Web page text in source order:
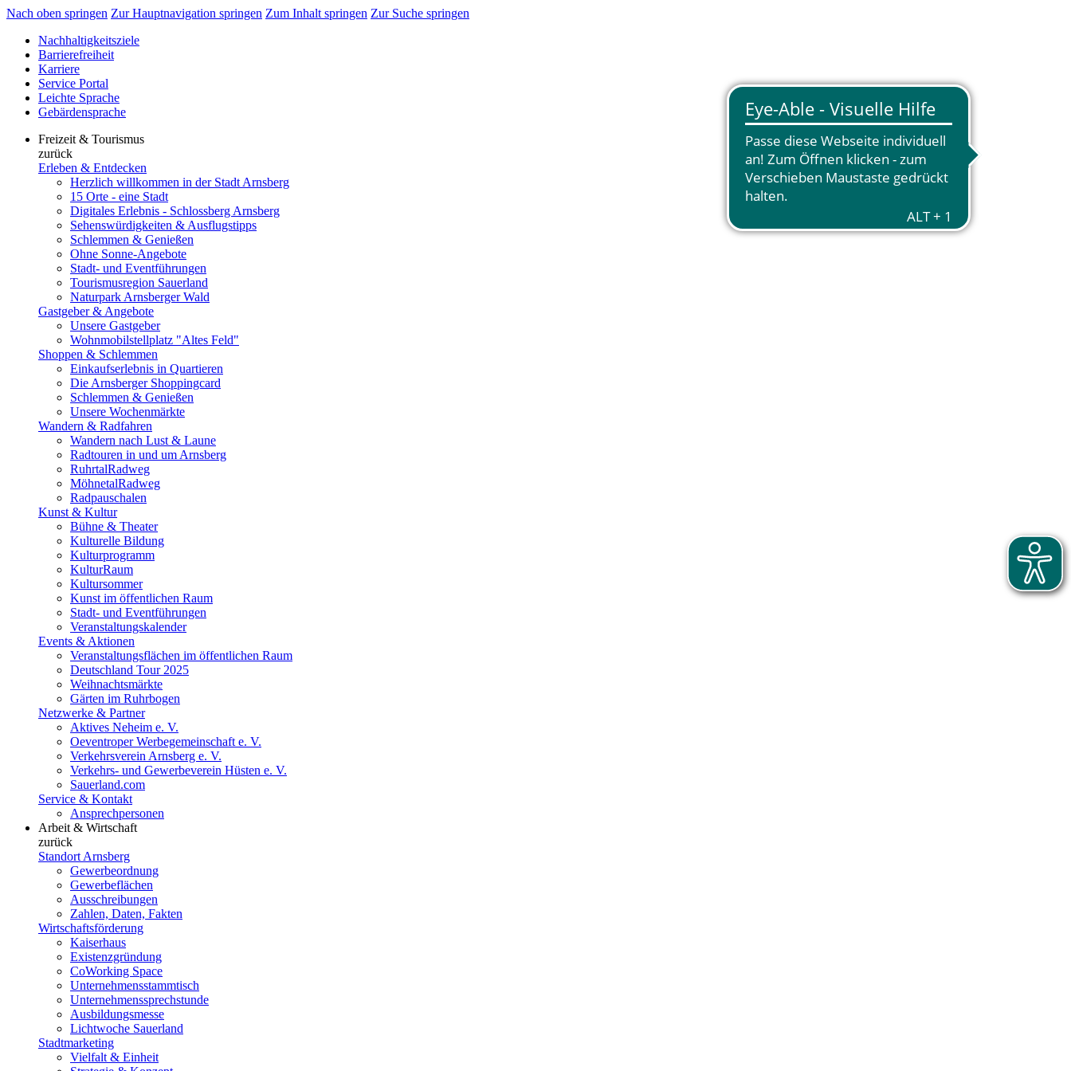
Nach oben springen Zur Hauptnavigation springen Zum Inhalt springen Zur Suche springen
Nachhaltigkeitsziele
Barrierefreiheit
Karriere
Service Portal
Leichte Sprache
Gebärdensprache
Freizeit & Tourismus
zurück
Erleben & Entdecken
Herzlich willkommen in der Stadt Arnsberg
15 Orte - eine Stadt
Digitales Erlebnis - Schlossberg Arnsberg
Sehenswürdigkeiten & Ausflugstipps
Schlemmen & Genießen
Ohne Sonne-Angebote
Stadt- und Eventführungen
Tourismusregion Sauerland
Naturpark Arnsberger Wald
Gastgeber & Angebote
Unsere Gastgeber
Wohnmobilstellplatz "Altes Feld"
Shoppen & Schlemmen
Einkaufserlebnis in Quartieren
Die Arnsberger Shoppingcard
Schlemmen & Genießen
Unsere Wochenmärkte
Wandern & Radfahren
Wandern nach Lust & Laune
Radtouren in und um Arnsberg
RuhrtalRadweg
MöhnetalRadweg
Radpauschalen
Kunst & Kultur
Bühne & Theater
Kulturelle Bildung
Kulturprogramm
KulturRaum
Kultursommer
Kunst im öffentlichen Raum
Stadt- und Eventführungen
Veranstaltungskalender
Events & Aktionen
Veranstaltungsflächen im öffentlichen Raum
Deutschland Tour 2025
Weihnachtsmärkte
Gärten im Ruhrbogen
Netzwerke & Partner
Aktives Neheim e. V.
Oeventroper Werbegemeinschaft e. V.
Verkehrsverein Arnsberg e. V.
Verkehrs- und Gewerbeverein Hüsten e. V.
Sauerland.com
Service & Kontakt
Ansprechpersonen
Arbeit & Wirtschaft
zurück
Standort Arnsberg
Gewerbeordnung
Gewerbeflächen
Ausschreibungen
Zahlen, Daten, Fakten
Wirtschaftsförderung
Kaiserhaus
Existenzgründung
CoWorking Space
Unternehmensstammtisch
Unternehmenssprechstunde
Ausbildungsmesse
Lichtwoche Sauerland
Stadtmarketing
Vielfalt & Einheit